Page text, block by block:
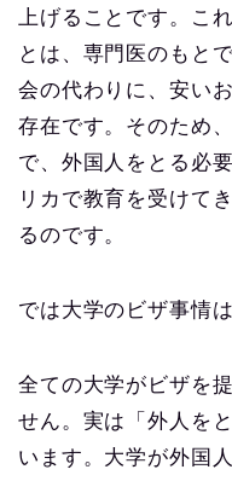
上げることです。こ
とは、専門医のもと
会の代わりに、安い
存在です。そのため
で、外国人をとる必
リカで教育を受けて
るのです。
では大学のビザ事情
全ての大学がビザを
せん。実は「外人を
います。大学が外国